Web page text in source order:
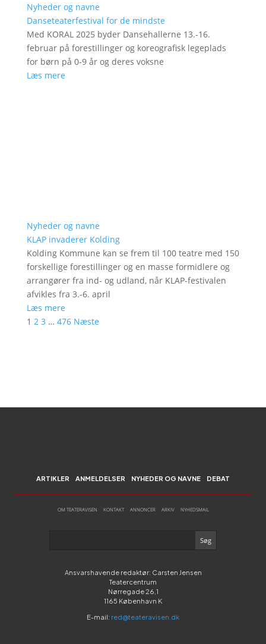
Nyheder og navne
Danseteaterfestival for de mindste
Med KORAL 2025 byder Dansehallerne 13.-16.
februar på forestillinger og koreografisk legeplads
for børn på 0-9 år og deres voksne
Læs mere
Nyheder og navne
KLAP invaderer Kolding
Kolding Kommune kan se frem til 100 teatre med 150
forskellige forestillinger og en masse formidlere og
arrangører fra ind- og udland, når KLAP-festivalen
afvikles fra 3.-6. april
Læs mere
1 2 3 … 476 Næste
ARTIKLER ANMELDELSER NYHEDER OG NAVNE DEBAT
OM TEATERAVISEN KONTAKT ANNONCER ARKIV NYHEDSMAIL
Ansvarshavende redaktør: Carsten Jensen
Teatercentrum
Nørregade 26,1
1165 København K
E-mail: red@teateravisen.dk